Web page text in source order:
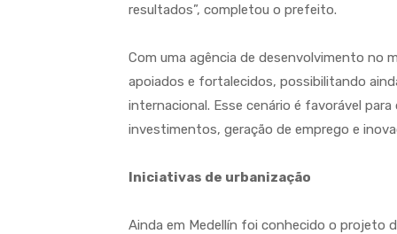
resultados”, completou o prefeito.
Com uma agência de desenvolvimento no
apoiados e fortalecidos, possibilitando
internacional. Esse cenário é favorável
investimentos, geração de emprego e
Iniciativas de urbanização
Ainda em Medellín foi conhecido o projeto